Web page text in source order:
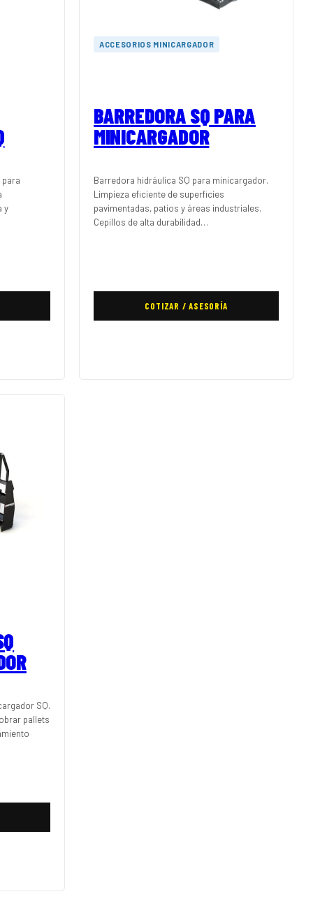
y
ACCESORIOS MINICARGADOR
BARREDORA SQ PARA
MINICARGADOR
Barredora hidráulica SQ para minicargador.
Limpieza eficiente de superficies
pavimentadas, patios y áreas industriales.
Cepillos de alta durabilidad…
COTIZAR / ASESORÍA
SQ.
pallets